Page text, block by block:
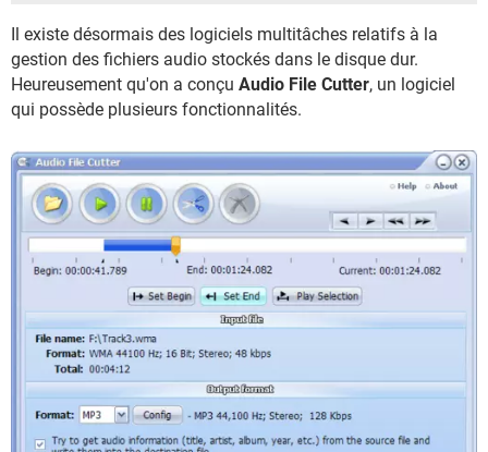
Il existe désormais des logiciels multitâches relatifs à la
gestion des fichiers audio stockés dans le disque dur.
Heureusement qu'on a conçu Audio File Cutter, un logiciel
qui possède plusieurs fonctionnalités.